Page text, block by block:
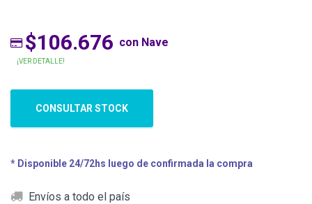
$106.676 con Nave
¡VER DETALLE!
CONSULTAR STOCK
* Disponible 24/72hs luego de confirmada la compra
Envíos a todo el país